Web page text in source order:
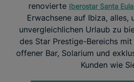
renovierte Iberostar Santa
Erwachsene auf Ibiza, alles,
unvergleichlichen Urlaub zu
des Star Prestige-Bereichs
offener Bar, Solarium und
Kunden wie